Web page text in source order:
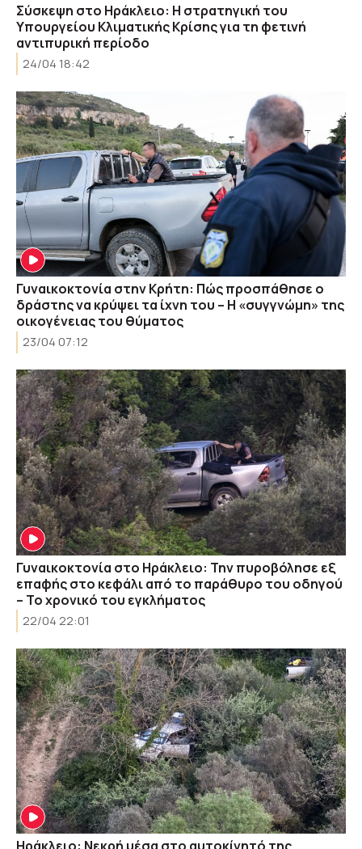
Σύσκεψη στο Ηράκλειο: Η στρατηγική του
Υπουργείου Κλιματικής Κρίσης για τη φετινή
αντιπυρική περίοδο
24/04 18:42
Γυναικοκτονία στην Κρήτη: Πώς προσπάθησε ο
δράστης να κρύψει τα ίχνη του – Η «συγγνώμη» της
οικογένειας του θύματος
23/04 07:12
Γυναικοκτονία στο Ηράκλειο: Την πυροβόλησε εξ
επαφής στο κεφάλι από το παράθυρο του οδηγού
– Το χρονικό του εγκλήματος
22/04 22:01